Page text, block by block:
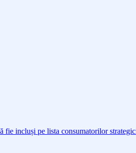
fie incluși pe lista consumatorilor